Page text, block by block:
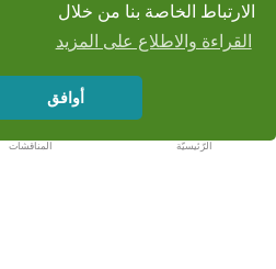
الارتباط الخاصة بنا من خلال
القراءة والاطلاع على المزيد
أوافق
الرّئيسيّة المناقشات